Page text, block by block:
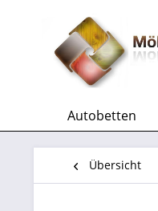
Autobetten
Übersicht